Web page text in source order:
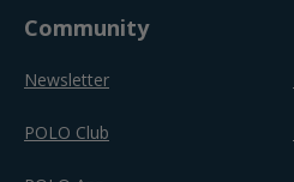
Community
Newsletter
POLO Club